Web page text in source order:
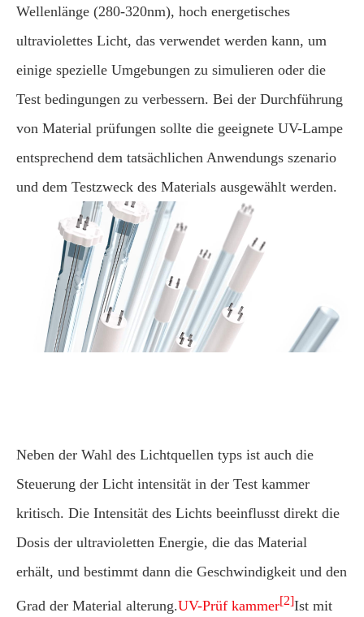
Wellenlänge (280-320nm), hoch energetisches
ultraviolettes Licht, das verwendet werden kann, um
einige spezielle Umgebungen zu simulieren oder die
Test bedingungen zu verbessern. Bei der Durchführung
von Material prüfungen sollte die geeignete UV-Lampe
entsprechend dem tatsächlichen Anwendungs szenario
und dem Testzweck des Materials ausgewählt werden.
Neben der Wahl des Lichtquellen typs ist auch die
Steuerung der Licht intensität in der Test kammer
kritisch. Die Intensität des Lichts beeinflusst direkt die
Dosis der ultravioletten Energie, die das Material
erhält, und bestimmt dann die Geschwindigkeit und den
Grad der Material alterung.UV-Prüf kammer[2]Ist mit